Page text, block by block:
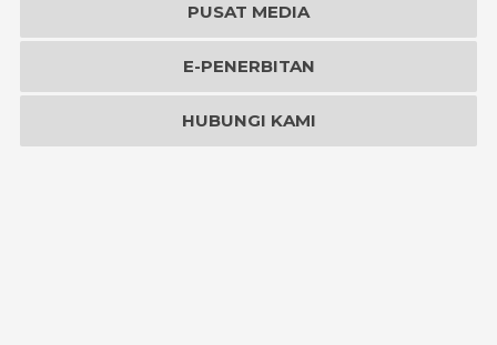
PUSAT MEDIA
E-PENERBITAN
HUBUNGI KAMI